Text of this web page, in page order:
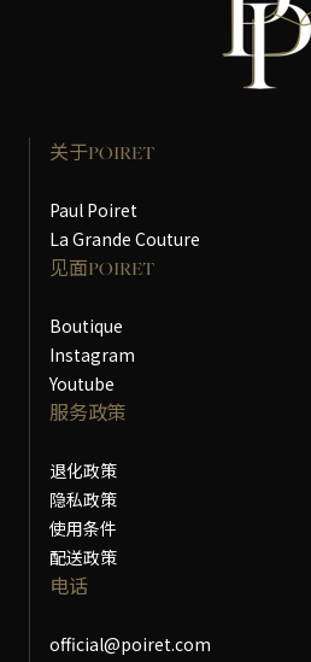
关于POIRET
Paul Poiret
La Grande Couture
见面POIRET
Boutique
Instagram
Youtube
服务政策
退化政策
隐私政策
使用条件
配送政策
电话
official@poiret.com